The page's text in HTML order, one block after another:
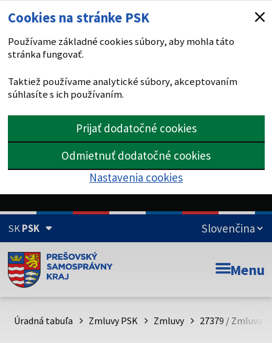
Cookies na stránke PSK
Používame základné cookies súbory, aby mohla táto
stránka fungovať.
Taktiež používame analytické súbory, akceptovaním
súhlasíte s ich používaním.
Prijať dodatočné cookies
Odmietnuť dodatočné cookies
Nastavenia cookies
SKPSK
Doména psk.sk je oficiálna
Toto je oficiálna webová stránka Prešovského
psk.sk.
Menu
Úradná tabuľa Zmluvy PSK Zmluvy 27379 / Zmluva